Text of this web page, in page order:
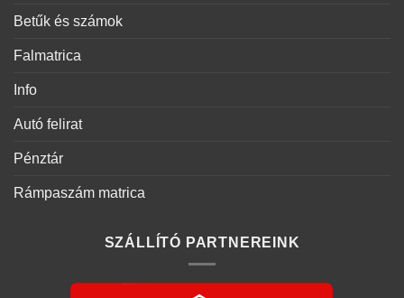
Betűk és számok
Falmatrica
Info
Autó felirat
Pénztár
Rámpaszám matrica
SZÁLLÍTÓ PARTNEREINK